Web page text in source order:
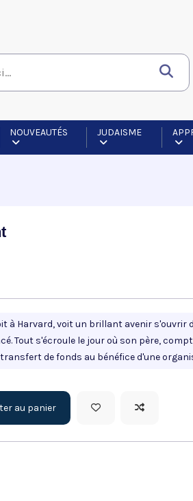
NOUVEAUTÉS JUDAISME
à Harvard, voit un brillant avenir s'ouvrir
Tout s'écroule le jour où son père,
de fonds au bénéfice d'une
au panier